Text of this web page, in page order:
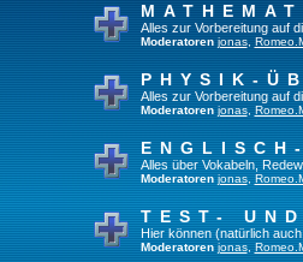
Alles zur Vorbereitung auf
Moderatoren jonas,
PHYSIK-
Alles zur Vorbereitung auf
Moderatoren jonas,
Alles über Vokabeln,
Moderatoren jonas,
TEST-
Hier können (natürlich
Moderatoren jonas,